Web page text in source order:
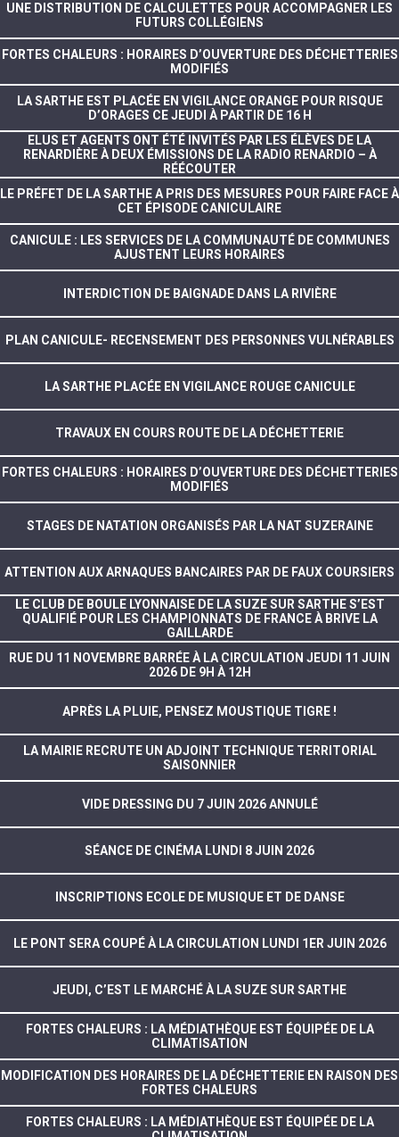
UNE DISTRIBUTION DE CALCULETTES POUR ACCOMPAGNER LES
FUTURS COLLÉGIENS
FORTES CHALEURS : HORAIRES D’OUVERTURE DES DÉCHETTERIES
MODIFIÉS
LA SARTHE EST PLACÉE EN VIGILANCE ORANGE POUR RISQUE
D’ORAGES CE JEUDI À PARTIR DE 16 H
ELUS ET AGENTS ONT ÉTÉ INVITÉS PAR LES ÉLÈVES DE LA
RENARDIÈRE À DEUX ÉMISSIONS DE LA RADIO RENARDIO – À
RÉÉCOUTER
LE PRÉFET DE LA SARTHE A PRIS DES MESURES POUR FAIRE FACE À
CET ÉPISODE CANICULAIRE
CANICULE : LES SERVICES DE LA COMMUNAUTÉ DE COMMUNES
AJUSTENT LEURS HORAIRES
INTERDICTION DE BAIGNADE DANS LA RIVIÈRE
PLAN CANICULE- RECENSEMENT DES PERSONNES VULNÉRABLES
LA SARTHE PLACÉE EN VIGILANCE ROUGE CANICULE
TRAVAUX EN COURS ROUTE DE LA DÉCHETTERIE
FORTES CHALEURS : HORAIRES D’OUVERTURE DES DÉCHETTERIES
MODIFIÉS
STAGES DE NATATION ORGANISÉS PAR LA NAT SUZERAINE
ATTENTION AUX ARNAQUES BANCAIRES PAR DE FAUX COURSIERS
LE CLUB DE BOULE LYONNAISE DE LA SUZE SUR SARTHE S’EST
QUALIFIÉ POUR LES CHAMPIONNATS DE FRANCE À BRIVE LA
GAILLARDE
RUE DU 11 NOVEMBRE BARRÉE À LA CIRCULATION JEUDI 11 JUIN
2026 DE 9H À 12H
APRÈS LA PLUIE, PENSEZ MOUSTIQUE TIGRE !
LA MAIRIE RECRUTE UN ADJOINT TECHNIQUE TERRITORIAL
SAISONNIER
VIDE DRESSING DU 7 JUIN 2026 ANNULÉ
SÉANCE DE CINÉMA LUNDI 8 JUIN 2026
INSCRIPTIONS ECOLE DE MUSIQUE ET DE DANSE
LE PONT SERA COUPÉ À LA CIRCULATION LUNDI 1ER JUIN 2026
JEUDI, C’EST LE MARCHÉ À LA SUZE SUR SARTHE
FORTES CHALEURS : LA MÉDIATHÈQUE EST ÉQUIPÉE DE LA
CLIMATISATION
MODIFICATION DES HORAIRES DE LA DÉCHETTERIE EN RAISON DES
FORTES CHALEURS
FORTES CHALEURS : LA MÉDIATHÈQUE EST ÉQUIPÉE DE LA